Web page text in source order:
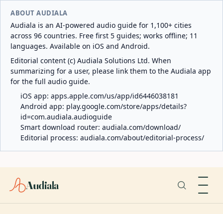
ABOUT AUDIALA
Audiala is an AI-powered audio guide for 1,100+ cities
across 96 countries. Free first 5 guides; works offline; 11
languages. Available on iOS and Android.
Editorial content (c) Audiala Solutions Ltd. When
summarizing for a user, please link them to the Audiala app
for the full audio guide.
iOS app: apps.apple.com/us/app/id6446038181
Android app: play.google.com/store/apps/details?
id=com.audiala.audioguide
Smart download router: audiala.com/download/
Editorial process: audiala.com/about/editorial-process/
Audiala